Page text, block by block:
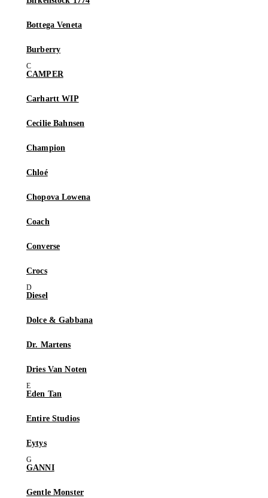
Bottega Veneta
Burberry
CAMPER
Carhartt WIP
Cecilie Bahnsen
Champion
Chloé
Chopova Lowena
Coach
Converse
Crocs
Diesel
Dolce & Gabbana
Dr. Martens
Dries Van Noten
Eden Tan
Entire Studios
Eytys
GANNI
Gentle Monster